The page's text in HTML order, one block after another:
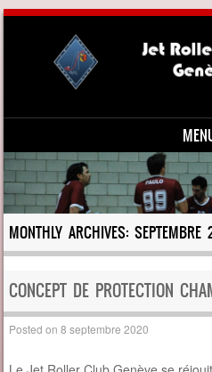
Skip to content
MONTHLY ARCHIVES:SEPTEMBRE
CONCEPT DE PROTECTION
Posted on8 septembre 2020